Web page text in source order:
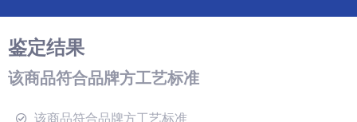
鉴定结果
该商品符合品牌方工艺标准
该商品符合品牌方工艺标准